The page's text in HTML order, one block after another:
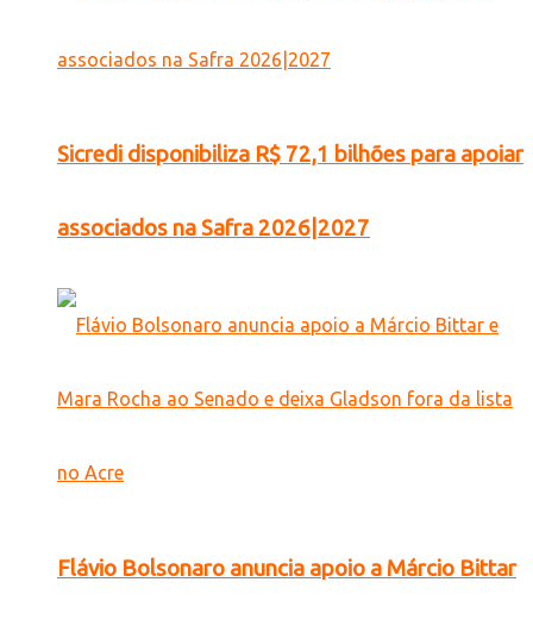
Sicredi disponibiliza R$ 72,1 bilhões para apoiar
associados na Safra 2026|2027
Flávio Bolsonaro anuncia apoio a Márcio Bittar